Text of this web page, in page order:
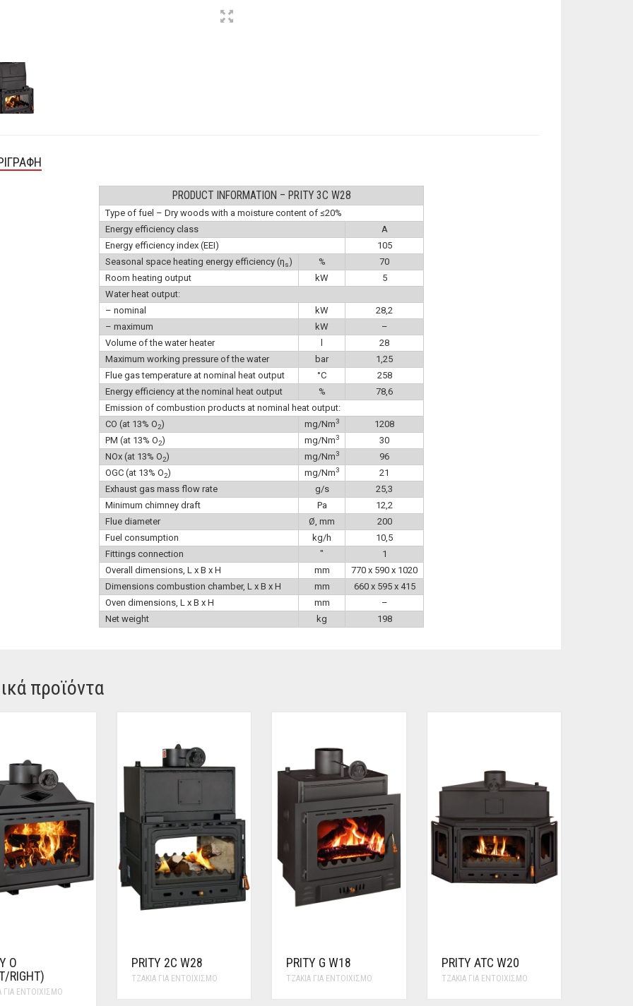
PRODUCT INFORMATION – PRITY 3C W28
Type of fuel – Dry woods with a moisture content of ≤20%
Energy efficiency class
A
Energy efficiency index (EEI)
105
Seasonal space heating energy efficiency (ηs) %
70
Room heating output
kW
5
Water heat output:
– nominal
kW
28,2
– maximum
kW
–
Volume of the water heater
28
Maximum working pressure of the water
bar
1,25
Flue gas temperature at nominal heat output
°C
258
Energy efficiency at the nominal heat output
%
78,6
Emission of combustion products at nominal heat output:
CO (at 13% O2) mg/Nm3
1208
PM (at 13% O2) mg/Nm3
30
NOx (at 13% O2) mg/Nm3
96
OGC (at 13% O2) mg/Nm3
21
Exhaust gas mass flow rate
g/s
25,3
Minimum chimney draft
Pa
12,2
Flue diameter
Ø, mm
200
Fuel consumption
kg/h
10,5
Fittings connection
″
1
Overall dimensions, L x B x H
mm
770 x 590 x 1020
Dimensions combustion chamber, L x B x H
mm
660 x 595 x 415
Oven dimensions, L x B x H
mm
–
Net weight
kg 198
προϊόντα
O
RIGHT)
ΓΙΑ ΕΝΤΟΙΧΙΣΜΌ
PRITY 2C W28
ΤΖΆΚΙΑ ΓΙΑ ΕΝΤΟΙΧΙΣΜΌ
PRITY G W18
ΤΖΆΚΙΑ ΓΙΑ ΕΝΤΟΙΧΙΣΜΌ
PRITY ATC W20
ΤΖΆΚΙΑ ΓΙΑ ΕΝΤΟΙΧΙΣΜΌ